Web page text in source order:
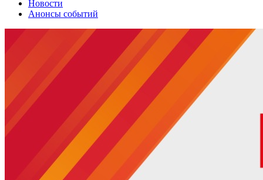
Новости
Анонсы событий